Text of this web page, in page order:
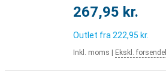
267,95 kr.
Outlet fra 222,95 kr.
Inkl. moms Ekskl.